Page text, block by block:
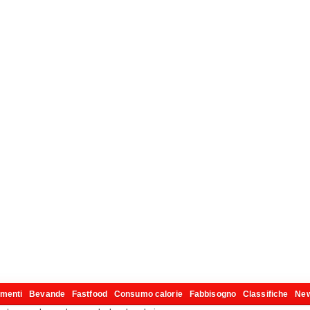
Bevande Fastfood Consumo calorie Fabbisogno Classifiche